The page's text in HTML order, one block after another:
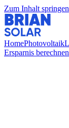
Zum Inhalt springen
HomePhotovoltaik
Ersparnis berechnen